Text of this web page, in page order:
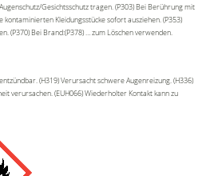
Gesichtsschutz tragen. (P303) Bei Berührung mit
kontaminierten Kleidungsstücke sofort ausziehen. (P353)
(P370) Bei Brand:(P378) … zum Löschen verwenden.
(H319) Verursacht schwere Augenreizung. (H336)
verursachen. (EUH066) Wiederholter Kontakt kann zu